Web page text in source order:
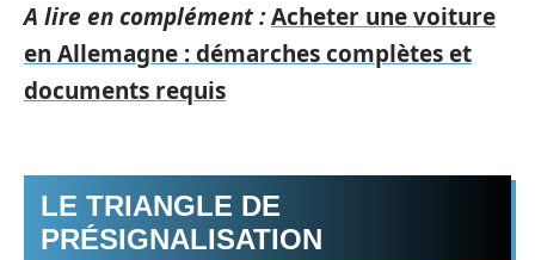
A lire en complément :Acheter une voiture
en Allemagne : démarches complètes et
documents requis
LE TRIANGLE DE
PRÉSIGNALISATION